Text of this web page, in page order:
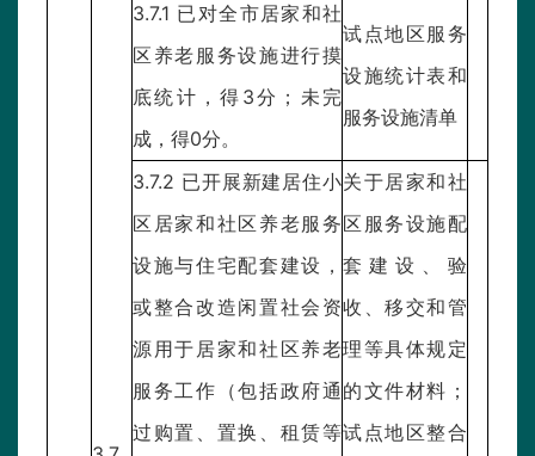
3.7.1 已对全市居家和社
区养老服务设施进行摸
底统计，得3分；未完
成，得0分。
试点地区服务
设施统计表和
服务设施清单
3.7.2 已开展新建居住小
区居家和社区养老服务
设施与住宅配套建设，
或整合改造闲置社会资
源用于居家和社区养老
服务工作（包括政府通
过购置、置换、租赁等
关于居家和社
区服务设施配
套建设、验
收、移交和管
理等具体规定
的文件材料；
试点地区整合